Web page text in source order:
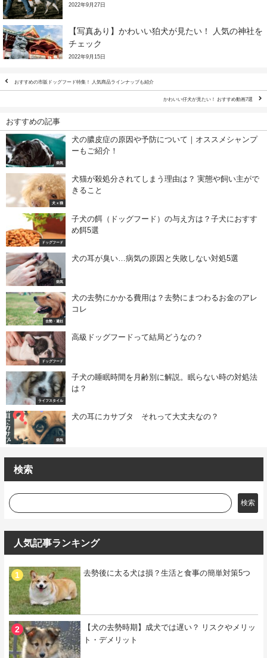
2022年9月27日
【写真あり】かわいい狛犬が見たい！ 人気の神社を
チェック
2022年9月15日
おすすめの市販ドッグフード特集！ 人気商品ラインナップも紹介
かわいい仔犬が見たい！ おすすめ動画7選
おすすめの記事
病気
犬の膿皮症の原因や予防について｜オススメシャンプ
ーもご紹介！
犬 x 猫
犬猫が殺処分されてしまう理由は？ 実態や飼い主がで
きること
ドッグフード
子犬の餌（ドッグフード）の与え方は？子犬におすす
め餌5選
病気
犬の耳が臭い…病気の原因と失敗しない対処5選
去勢・避妊
犬の去勢にかかる費用は？去勢にまつわるお金のアレ
コレ
ドッグフード
高級ドッグフードって結局どうなの？
ライフスタイル
子犬の睡眠時間を月齢別に解説。眠らない時の対処法
は？
病気
犬の耳にカサブタ それって大丈夫なの？
検索
検索
人気記事ランキング
去勢後に太る犬は損？生活と食事の簡単対策5つ
【犬の去勢時期】成犬では遅い？ リスクやメリッ
ト・デメリット